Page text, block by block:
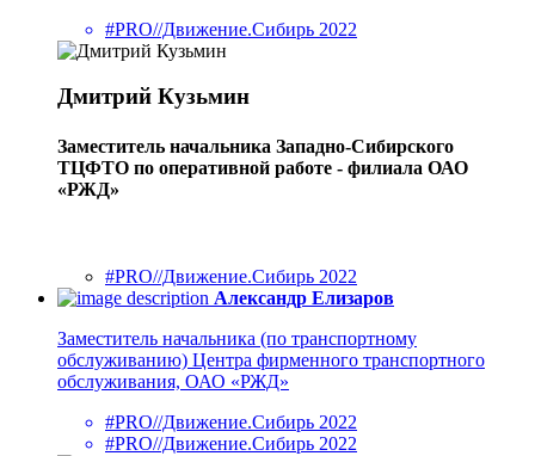
#PRO//Движение.Сибирь 2022
Дмитрий Кузьмин
Заместитель начальника Западно-Сибирского
ТЦФТО по оперативной работе - филиала ОАО
«РЖД»
#PRO//Движение.Сибирь 2022
Александр Елизаров
Заместитель начальника (по транспортному
обслуживанию) Центра фирменного транспортного
обслуживания, ОАО «РЖД»
#PRO//Движение.Сибирь 2022
#PRO//Движение.Сибирь 2022